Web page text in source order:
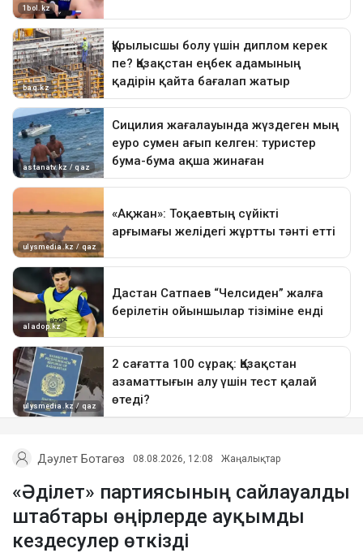
Дәулет Ботагөз 08.08.2026, 12:08 Жаңалықтар
«Әділет» партиясының сайлауалды
штабтары өңірлерде ауқымды
кездесулер өткізді